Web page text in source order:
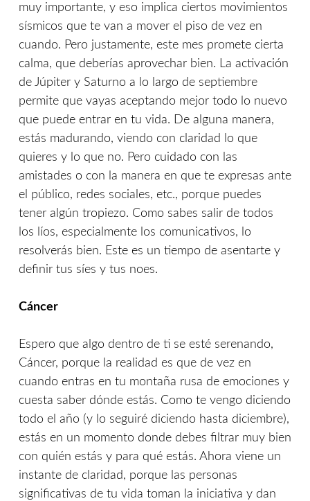
muy importante, y eso implica ciertos movimientos
sísmicos que te van a mover el piso de vez en
cuando. Pero justamente, este mes promete cierta
calma, que deberías aprovechar bien. La activación
de Júpiter y Saturno a lo largo de septiembre
permite que vayas aceptando mejor todo lo nuevo
que puede entrar en tu vida. De alguna manera,
estás madurando, viendo con claridad lo que
quieres y lo que no. Pero cuidado con las
amistades o con la manera en que te expresas ante
el público, redes sociales, etc., porque puedes
tener algún tropiezo. Como sabes salir de todos
los líos, especialmente los comunicativos, lo
resolverás bien. Este es un tiempo de asentarte y
definir tus síes y tus noes.
Cáncer
Espero que algo dentro de ti se esté serenando,
Cáncer, porque la realidad es que de vez en
cuando entras en tu montaña rusa de emociones y
cuesta saber dónde estás. Como te vengo diciendo
todo el año (y lo seguiré diciendo hasta diciembre),
estás en un momento donde debes filtrar muy bien
con quién estás y para qué estás. Ahora viene un
instante de claridad, porque las personas
significativas de tu vida toman la iniciativa y dan